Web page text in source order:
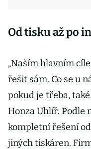
Od tisku až po
„Naším hlavním
řešit sám. Co se u
pokud je třeba,
Honza Uhlíř. Podle
kompletní řešení
jiných tiskáren.